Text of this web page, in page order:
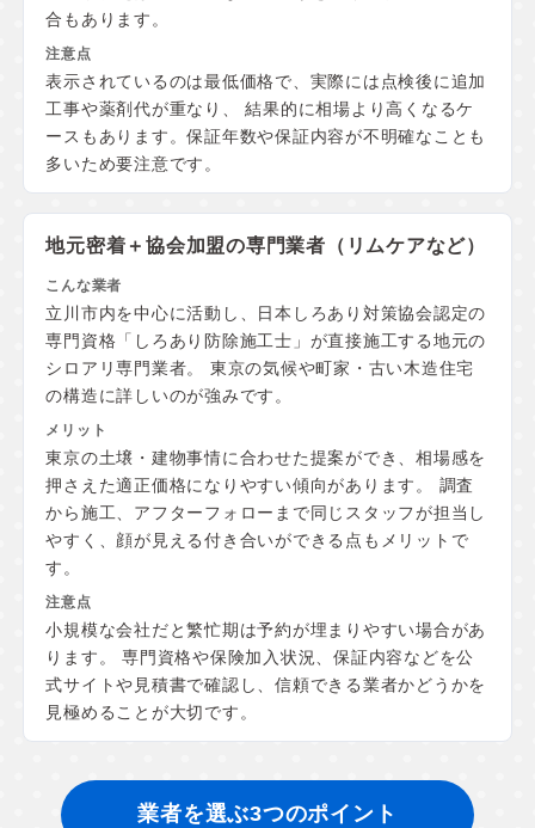
合もあります。
表示されているのは最低価格で、実際には点検後に追加
工事や薬剤代が重なり、 結果的に相場より高くなるケ
ースもあります。保証年数や保証内容が不明確なことも
多いため要注意です。
地元密着＋協会加盟の専門業者（リムケアなど）
立川市内を中心に活動し、日本しろあり対策協会認定の
専門資格「しろあり防除施工士」が直接施工する地元の
シロアリ専門業者。 東京の気候や町家・古い木造住宅
の構造に詳しいのが強みです。
東京の土壌・建物事情に合わせた提案ができ、相場感を
押さえた適正価格になりやすい傾向があります。 調査
から施工、アフターフォローまで同じスタッフが担当し
やすく、顔が見える付き合いができる点もメリットで
す。
小規模な会社だと繁忙期は予約が埋まりやすい場合があ
ります。 専門資格や保険加入状況、保証内容などを公
式サイトや見積書で確認し、信頼できる業者かどうかを
見極めることが大切です。
業者を選ぶ3つのポイント